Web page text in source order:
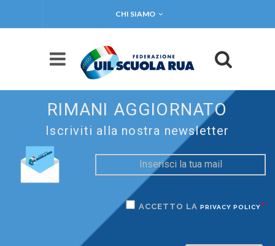
CHI SIAMO
RIMANI AGGIORNATO
Iscriviti alla nostra newsletter
ACCETTO LA PRIVACY POLICY*